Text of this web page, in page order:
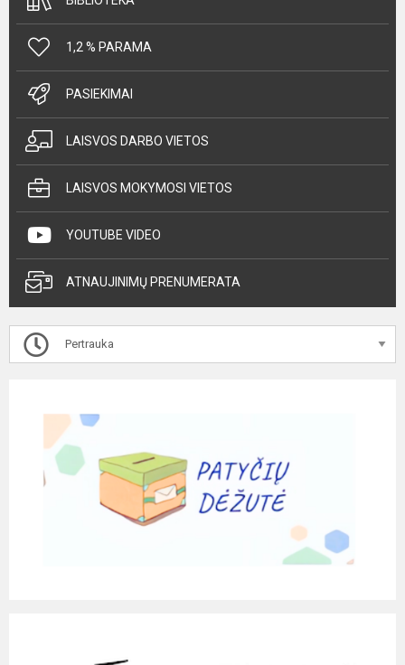
1,2 % PARAMA
PASIEKIMAI
LAISVOS DARBO VIETOS
LAISVOS MOKYMOSI VIETOS
YOUTUBE VIDEO
ATNAUJINIMŲ PRENUMERATA
Pertrauka